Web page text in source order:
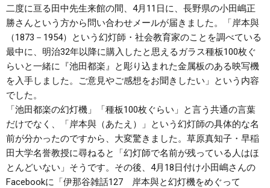
二度に亘る田中先生来館の間、4月11日に、長野県の小田嶋正
勝さんという方から問い合わせメールが届きました。「岸本與
（1873－1954）という幻灯師・社会教育家のことを調べている
最中に、明治32年以降に購入したと思えるガラス種板100枚ぐ
らいと一緒に『池田都楽』と彫り込まれた金属板のある映写機
を入手しました。ご意見やご感想をお聞きしたい」という内容
でした。
「池田都楽の幻灯機」「種板100枚ぐらい」と言う共通の言葉
だけでなく、「岸本與（あたえ）」という幻灯師の具体的な名
前が分かったのですから、大変驚きました。草原真知子・早稲
田大学名誉教授に尋ねると「幻灯師で名前が残っている人はほ
とんどいない」そうです。その後、4月18日付け小田嶋さんの
Facebookに「伊那谷雑話127 岸本與と幻灯機をめぐって